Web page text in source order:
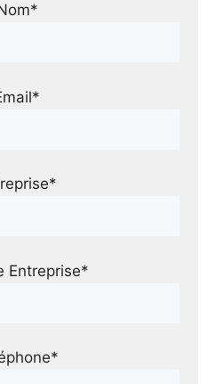
Entreprise*